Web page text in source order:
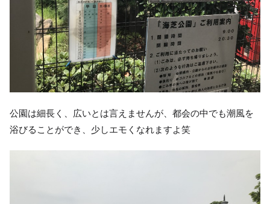
公園は細長く、広いとは言えませんが、都会の中でも潮風を
浴びることができ、少しエモくなれますよ笑